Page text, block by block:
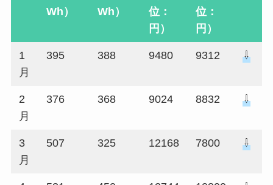
Wh）
Wh）
位：
円）
位：
円）
1
月
395 388 9480 9312 ⇩
2
月
376 368 9024 8832 ⇩
3
月
507 325 12168 7800 ⇩